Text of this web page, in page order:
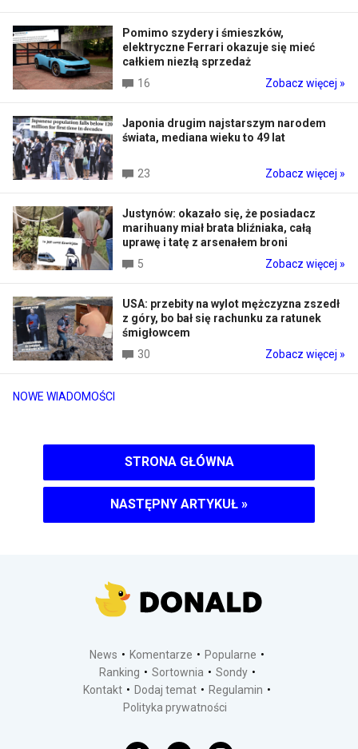
NOWE WIADOMOŚCI
Pomimo szydery i śmieszków,
elektryczne Ferrari okazuje się mieć
całkiem niezłą sprzedaż
16
Zobacz więcej »
Japonia drugim najstarszym narodem
świata, mediana wieku to 49 lat
23 Zobacz więcej »
Justynów: okazało się, że posiadacz
marihuany miał brata bliźniaka, całą
uprawę i tatę z arsenałem broni
5
Zobacz więcej »
USA: przebity na wylot mężczyzna zszedł
z góry, bo bał się rachunku za ratunek
śmigłowcem
30
Zobacz więcej »
STRONA GŁÓWNA
NASTĘPNY ARTYKUŁ »
News Komentarze
Popularne
Ranking
Sortownia
Sondy
Kontakt
Dodaj temat
Regulamin
Polityka prywatności